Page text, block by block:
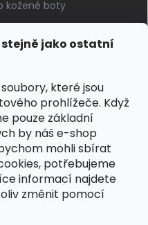
stejně jako ostatní
které jsou
prohlížeče. Když
pouze základní
by náš e-shop
mohli sbírat
potřebujeme
informací najdete
změnit pomocí
kožené boty
vůně pravé kůže, dotek
spongr.cz